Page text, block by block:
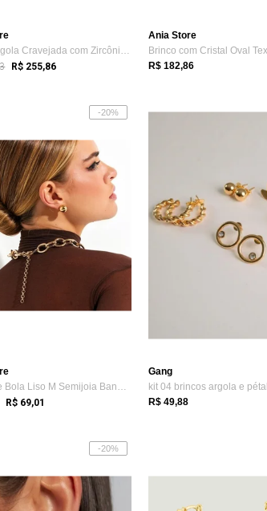
Brinco Argola Cravejada com Zircônias Ba...
R$ 255,86
Ania Store
R$ 182,86
-20%
Brinco de Bola Liso M Semijoia Banhada a...
R$ 69,01
Gang
kit 04 brincos argola e
R$ 49,88
-20%